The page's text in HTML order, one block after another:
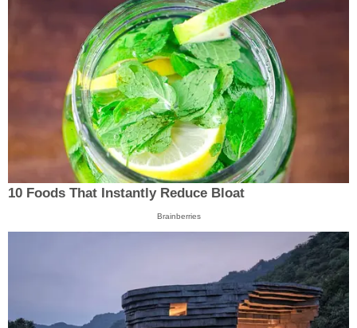
10 Foods That Instantly Reduce Bloat
Brainberries